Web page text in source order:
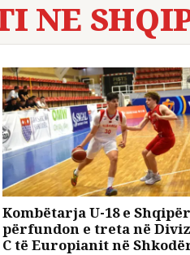
NE
Kombëtarja U-18 e
përfundon e treta në
C të Europianit në